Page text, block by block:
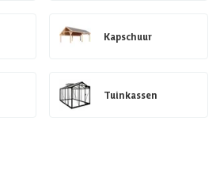
Kapschuur
Tuinkassen